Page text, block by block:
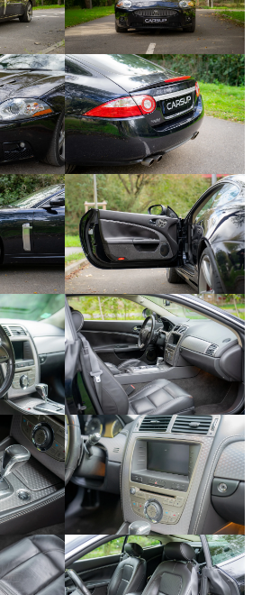
pluie
jour
de roues
sans clé
automatiques
d'urgence
dégivrant
électriques
galette